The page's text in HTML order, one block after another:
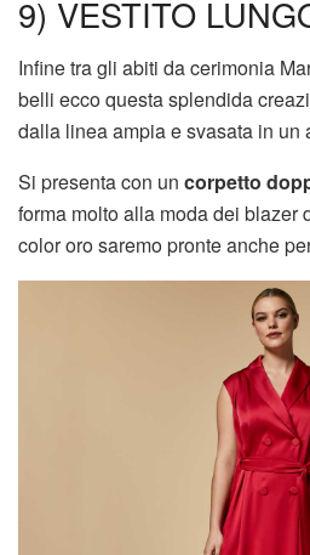
9) VESTITO
Infine tra gli abiti da cerimonia
belli ecco questa splendida
dalla linea ampia e svasata in un
Si presenta con un corpetto
forma molto alla moda dei blazer
color oro saremo pronte anche